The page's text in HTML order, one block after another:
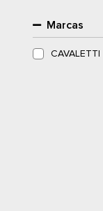
Marcas
CAVALETTI